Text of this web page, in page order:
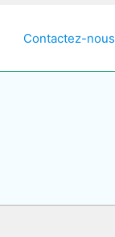
Contactez-nous